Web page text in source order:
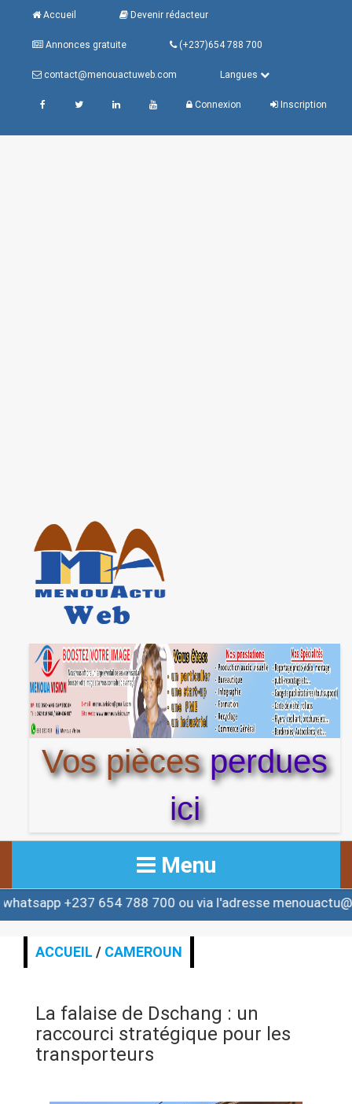
Accueil Devenir rédacteur
Annonces gratuite (+237)654 788 700
contact@menouactuweb.com Langues
Connexion Inscription
Vos piècesperdues
ici
Menu
ACCUEIL
ACTUALITE
ANNONCE
654 788 700 ou via l'adresse
ACCUEIL / CAMEROUN
La falaise de Dschang : un
raccourci stratégique pour les
transporteurs